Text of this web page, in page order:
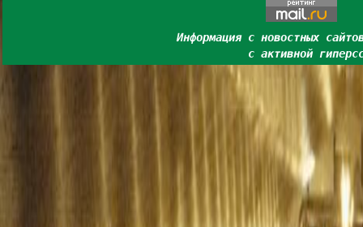
Информация с новостных
с активной